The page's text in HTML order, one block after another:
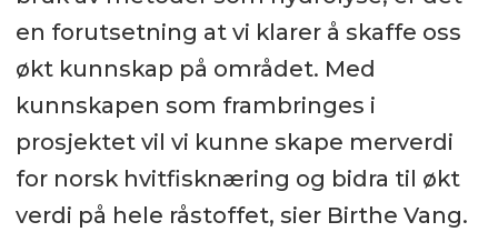
en forutsetning at vi klarer å skaffe oss
økt kunnskap på området. Med
kunnskapen som frambringes i
prosjektet vil vi kunne skape merverdi
for norsk hvitfisknæring og bidra til økt
verdi på hele råstoffet, sier Birthe Vang.